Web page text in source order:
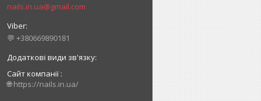
nails.in.ua@gmail.com
💬 +380669890181
Сайт компанії
🌐 https://nails.in.ua/